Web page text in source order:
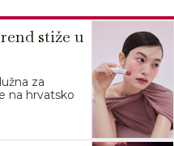
stiže u
za
na hrvatsko